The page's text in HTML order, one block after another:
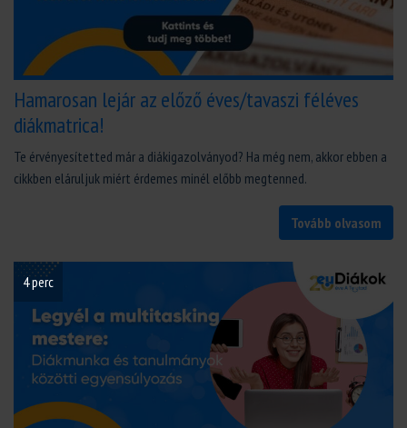
Hamarosan lejár az előző éves/tavaszi féléves
diákmatrica!
Te érvényesítetted már a diákigazolványod? Ha még nem, akkor ebben a
cikkben eláruljuk miért érdemes minél előbb megtenned.
Tovább olvasom
4 perc